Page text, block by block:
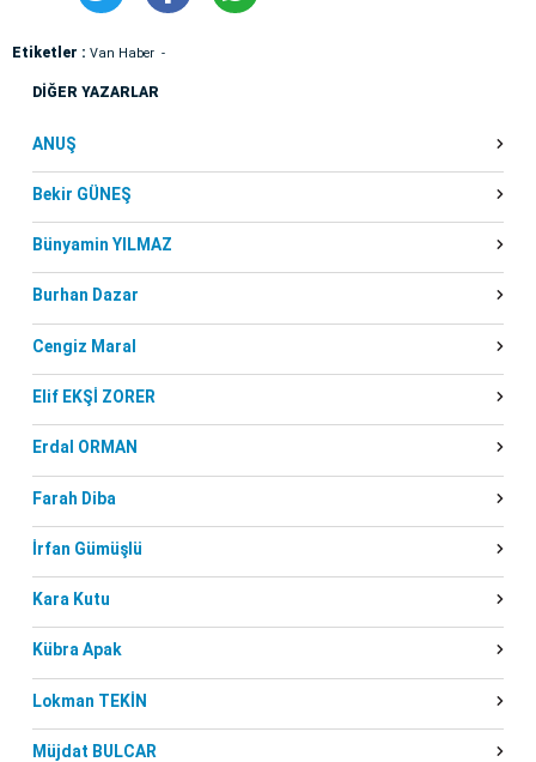
Etiketler : Van Haber
DİĞER YAZARLAR
ANUŞ
Bekir GÜNEŞ
Bünyamin YILMAZ
Burhan Dazar
Cengiz Maral
Elif EKŞİ ZORER
Erdal ORMAN
Farah Diba
İrfan Gümüşlü
Kara Kutu
Kübra Apak
Lokman TEKİN
Müjdat BULCAR